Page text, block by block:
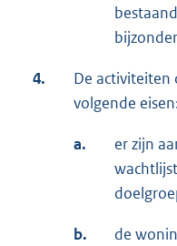
4.
De activiteiten
volgende
a.
er zijn
b.
de